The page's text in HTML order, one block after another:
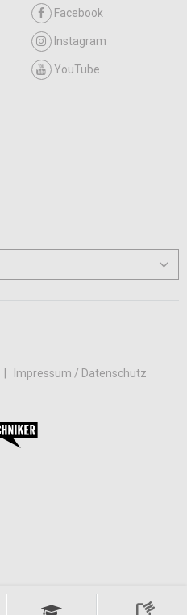
Facebook
Instagram
YouTube
Impressum / Datenschutz